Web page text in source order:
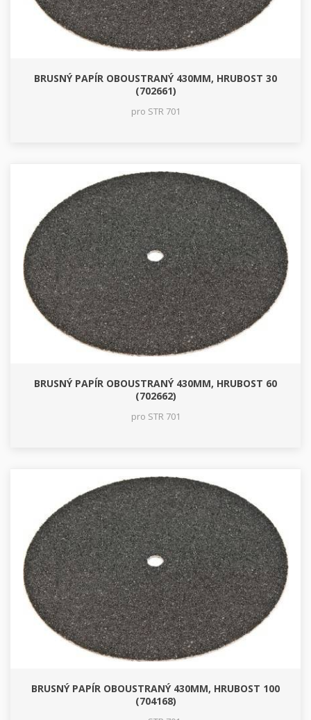
BRUSNÝ PAPÍR OBOUSTRANÝ 430MM, HRUBOST 30
(702661)
pro STR 701
BRUSNÝ PAPÍR OBOUSTRANÝ 430MM, HRUBOST 60
(702662)
pro STR 701
BRUSNÝ PAPÍR OBOUSTRANÝ 430MM, HRUBOST 100
(704168)